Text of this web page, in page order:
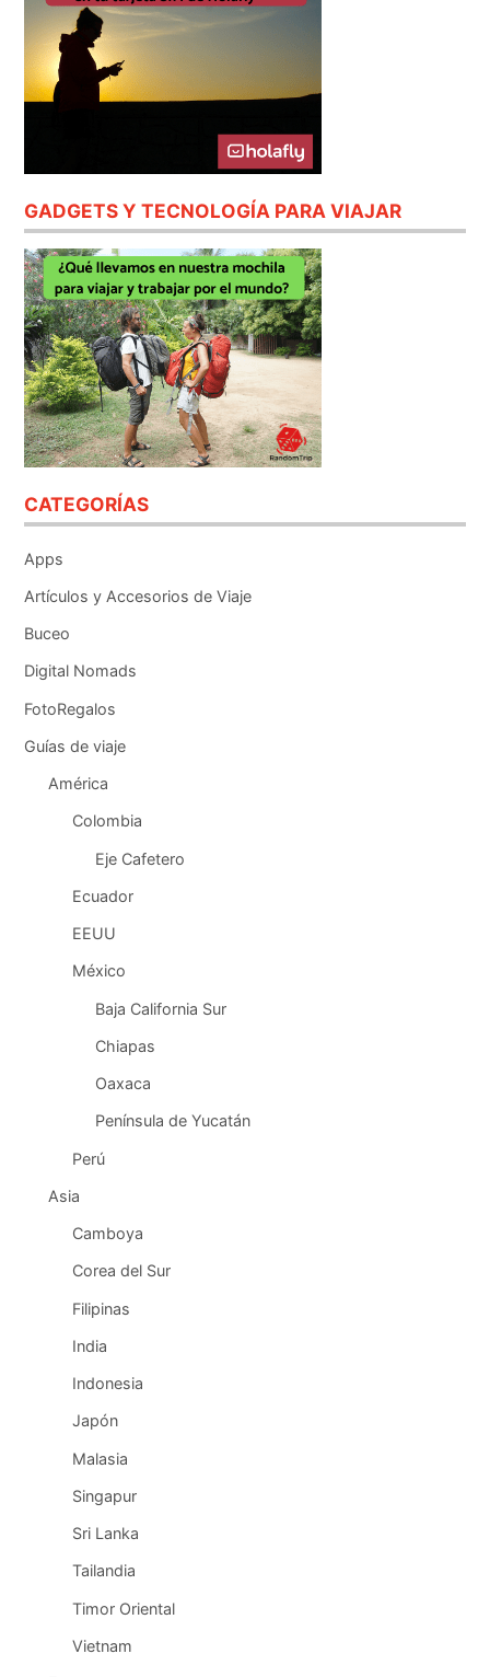
GADGETS Y TECNOLOGÍA PARA VIAJAR
CATEGORÍAS
Apps
Artículos y Accesorios de Viaje
Buceo
Digital Nomads
FotoRegalos
Guías de viaje
América
Colombia
Eje Cafetero
Ecuador
EEUU
México
Baja California Sur
Chiapas
Oaxaca
Península de Yucatán
Perú
Asia
Camboya
Corea del Sur
Filipinas
India
Indonesia
Japón
Malasia
Singapur
Sri Lanka
Tailandia
Timor Oriental
Vietnam